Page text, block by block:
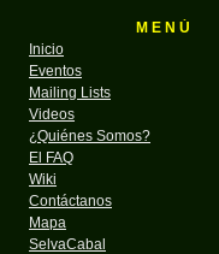
M E N Ú
Inicio
Eventos
Mailing Lists
Videos
¿Quiénes Somos?
El FAQ
Wiki
Contáctanos
Mapa
SelvaCabal